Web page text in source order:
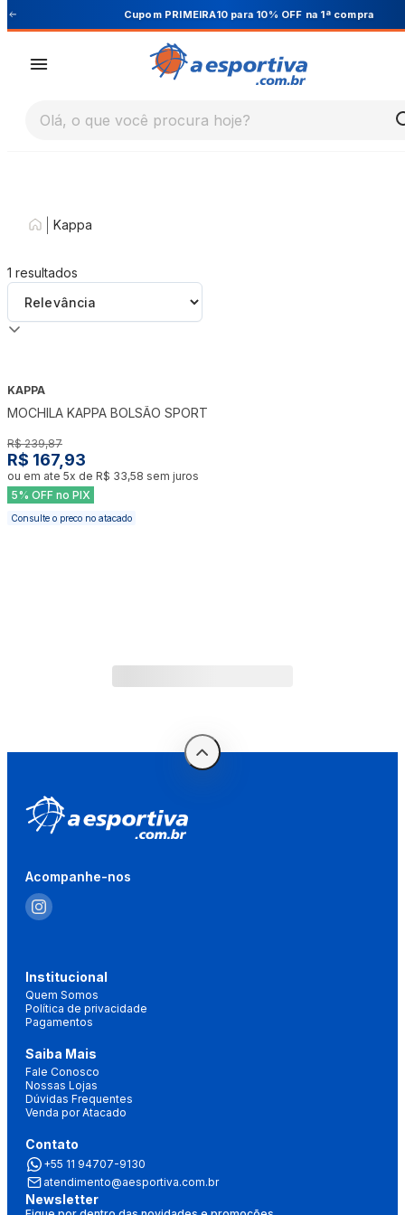
Cupom PRIMEIRA10 para 10% OFF na 1ª compra
Olá, o que você procura hoje?
Kappa
1 resultados
KAPPA
MOCHILA KAPPA BOLSÃO SPORT
R$ 239,87
R$ 167,93
ou em ate 5x de R$ 33,58 sem juros
5% OFF no PIX
Consulte o preco no atacado
Acompanhe-nos
Institucional
Quem Somos
Política de privacidade
Pagamentos
Saiba Mais
Fale Conosco
Nossas Lojas
Dúvidas Frequentes
Venda por Atacado
Contato
+55 11 94707-9130
atendimento@aesportiva.com.br
Newsletter